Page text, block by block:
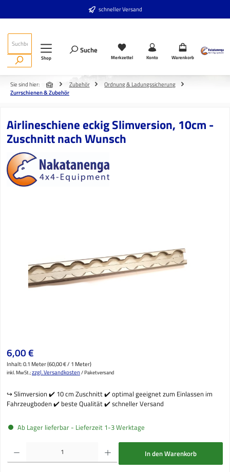
schneller Versand
Shop
Suche
Merkzettel Konto Warenkorb
Sie sind hier: Zubehör
Ordnung & Ladungssicherung
Zurrschienen & Zubehör
Airlineschiene eckig Slimversion, 10cm -
Zuschnitt nach Wunsch
Regulärer Preis:
6,00 €
Inhalt:0.1 Meter(60,00 € / 1 Meter)
inkl. MwSt.;zzgl. Versandkosten/ Paketversand
↪️ Slimversion ✔️ 10 cm Zuschnitt ✔️ optimal geeignet zum Einlassen im
Fahrzeugboden ✔️ beste Qualität ✔️ schneller Versand
Ab Lager lieferbar - Lieferzeit 1-3 Werktage
Produkt Anzahl: Gib den gewünschten Wert ein oder benutze die Schaltflächen um die
In den Warenkorb